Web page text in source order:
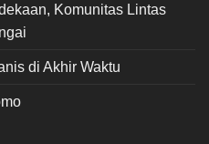
Komunitas Lintas
di Akhir Waktu